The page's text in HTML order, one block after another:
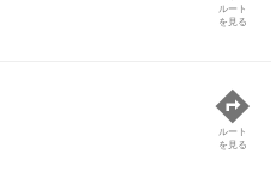
ルート
を見る
ルート
を見る